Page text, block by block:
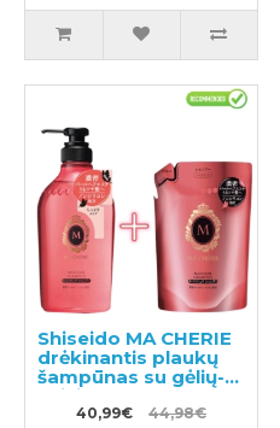
Shiseido MA CHERIE
drėkinantis plaukų
šampūnas su gėlių-
vaisių kvapu 450ml +
papildymas 380ml
40,99€ 44,98€